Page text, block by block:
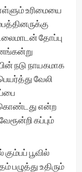
உரிமையை
தோப்பு
நடு நாயகமாக
வேலி
என்ற
கப்பும்
பூவில்
பழுத்து உதிரும்